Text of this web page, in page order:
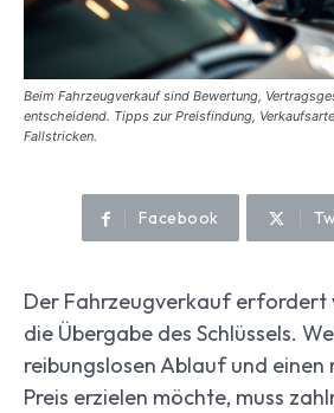
Beim Fahrzeugverkauf sind Bewertung,
entscheidend. Tipps zur Preisfindung,
Fallstricken.
Facebook
Der Fahrzeugverkauf erfordert
die Übergabe des Schlüssels.
reibungslosen Ablauf und
Preis erzielen möchte, muss